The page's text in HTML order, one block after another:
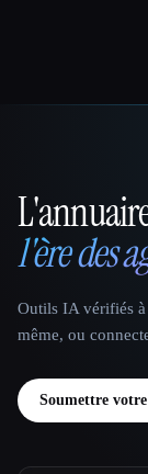
That AI
l'ère des
Outils IA vérifiés à
même, ou
Soumettre